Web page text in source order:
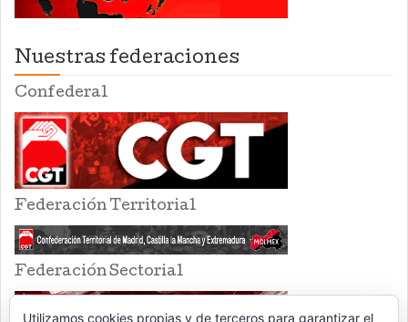
Nuestras federaciones
Confederal
Federación Territorial
Federación Sectorial
Utilizamos cookies propias y de terceros para garantizar el